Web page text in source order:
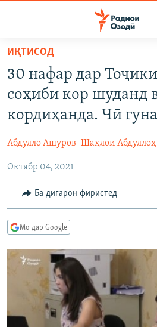
Ҷаҳиш
мояи
аслӣ
ба
феҳристи
Ҷаҳиш
ҷустор
ГӮШАҲО
СИЁСАТ
ҚАЗИЯИ "КРОКУС"
ОСИЁИ МАРКАЗӢ
ФАРҲАНГ
ВАРЗИШ
ГАПИ ОЗОД
РӮЗГОРИ МУҲОҶИР
ТАҲҚИҚОТ
ҶАНГ ДАР УКРАИНА
НАЗАРИ МАРДУМ
ОЗОДӢ ОНЛАЙН
ВИДЕО
НИГОРИСТОН
ГУЗОРИШҲОИ РАДИОӢ
РӮЙХАТҲО
КИТОБҲОИ ОЗОДӢ
Русский
ПАЙГИРӢ КУНЕД
ИҚТИСОД
30 нафар дар
соҳиби кор шуданд
кордиҳанда. Чӣ
Абдулло Ашӯров Шаҳлои Абдуллоҳ
Октябр 04, 2021
Ба дигарон фиристед
Мо дар Google